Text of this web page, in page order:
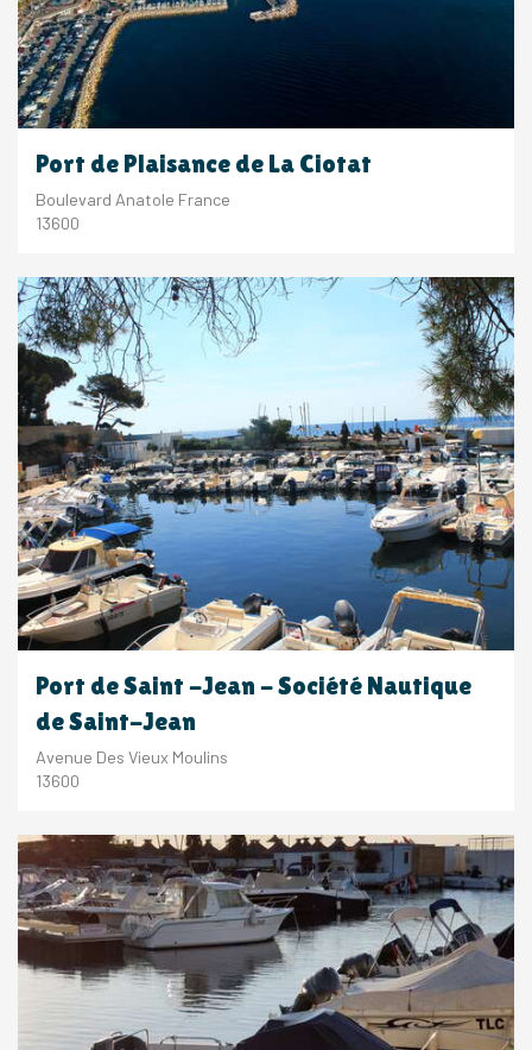
Port de Plaisance de La Ciotat
Boulevard Anatole France
13600
Port de Saint -Jean - Société Nautique
de Saint-Jean
Avenue Des Vieux Moulins
13600